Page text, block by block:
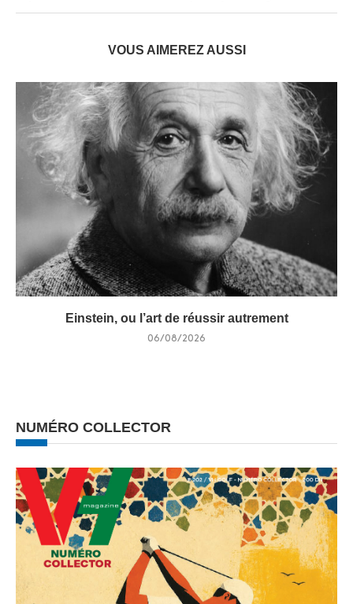
VOUS AIMEREZ AUSSI
Einstein, ou l’art de réussir autrement
06/08/2026
NUMÉRO COLLECTOR